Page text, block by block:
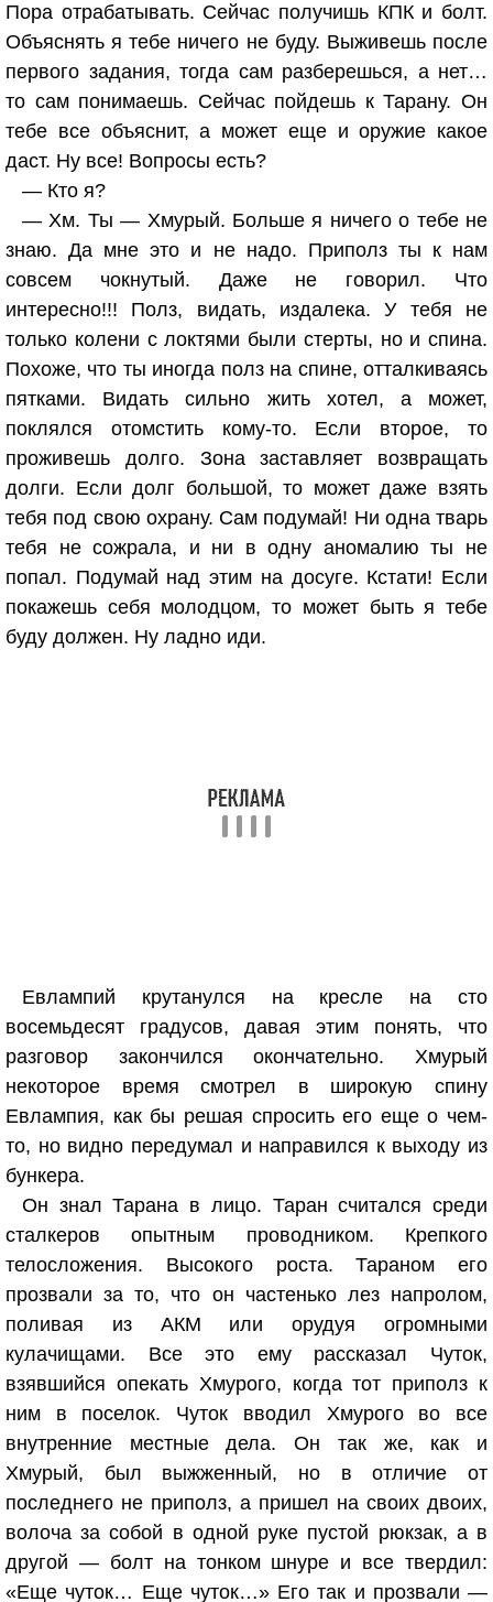
Пора отрабатывать. Сейчас получишь КПК и болт.
Объяснять я тебе ничего не буду. Выживешь после
первого задания, тогда сам разберешься, а нет…
то сам понимаешь. Сейчас пойдешь к Тарану. Он
тебе все объяснит, а может еще и оружие какое
даст. Ну все! Вопросы есть?
— Кто я?
— Хм. Ты — Хмурый. Больше я ничего о тебе не
знаю. Да мне это и не надо. Приполз ты к нам
совсем чокнутый. Даже не говорил. Что
интересно!!! Полз, видать, издалека. У тебя не
только колени с локтями были стерты, но и спина.
Похоже, что ты иногда полз на спине, отталкиваясь
пятками. Видать сильно жить хотел, а может,
поклялся отомстить кому-то. Если второе, то
проживешь долго. Зона заставляет возвращать
долги. Если долг большой, то может даже взять
тебя под свою охрану. Сам подумай! Ни одна тварь
тебя не сожрала, и ни в одну аномалию ты не
попал. Подумай над этим на досуге. Кстати! Если
покажешь себя молодцом, то может быть я тебе
буду должен. Ну ладно иди.
Евлампий крутанулся на кресле на сто
восемьдесят градусов, давая этим понять, что
разговор закончился окончательно. Хмурый
некоторое время смотрел в широкую спину
Евлампия, как бы решая спросить его еще о чем-
то, но видно передумал и направился к выходу из
бункера.
Он знал Тарана в лицо. Таран считался среди
сталкеров опытным проводником. Крепкого
телосложения. Высокого роста. Тараном его
прозвали за то, что он частенько лез напролом,
поливая из АКМ или орудуя огромными
кулачищами. Все это ему рассказал Чуток,
взявшийся опекать Хмурого, когда тот приполз к
ним в поселок. Чуток вводил Хмурого во все
внутренние местные дела. Он так же, как и
Хмурый, был выжженный, но в отличие от
последнего не приполз, а пришел на своих двоих,
волоча за собой в одной руке пустой рюкзак, а в
другой — болт на тонком шнуре и все твердил:
«Еще чуток… Еще чуток…» Его так и прозвали —